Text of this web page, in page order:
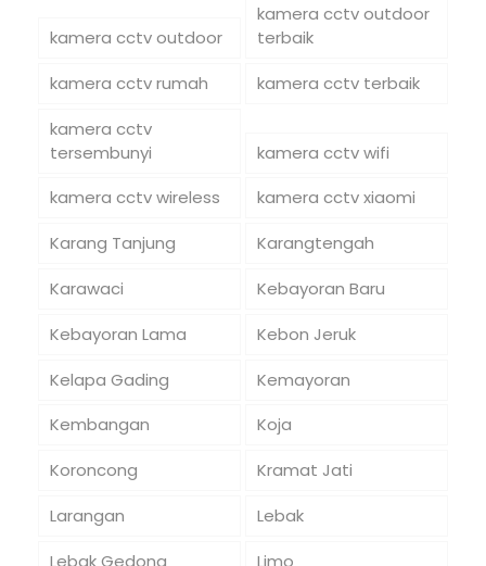
kamera cctv outdoor
kamera cctv outdoor
terbaik
kamera cctv rumah
kamera cctv terbaik
kamera cctv
tersembunyi
kamera cctv wifi
kamera cctv wireless
kamera cctv xiaomi
Karang Tanjung
Karangtengah
Karawaci
Kebayoran Baru
Kebayoran Lama
Kebon Jeruk
Kelapa Gading
Kemayoran
Kembangan
Koja
Koroncong
Kramat Jati
Larangan
Lebak
Lebak Gedong
Limo